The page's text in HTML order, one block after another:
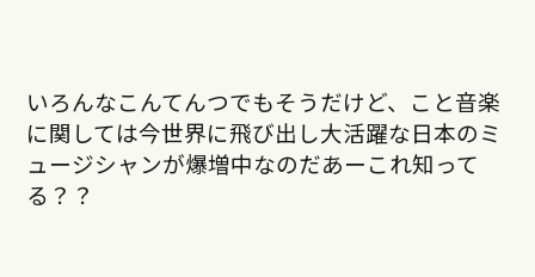
いろんなこんてんつでもそうだけど、こと音楽
に関しては今世界に飛び出し大活躍な日本のミ
ュージシャンが爆増中なのだあーこれ知って
る？？